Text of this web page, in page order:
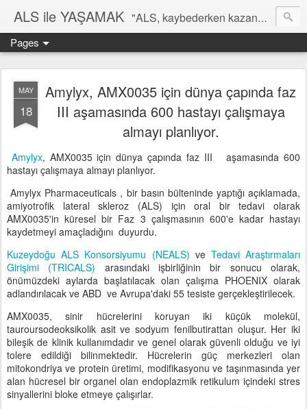
ALS ile YAŞAMAK "ALS, kaybederken kazanmayı öğrenme sanatıdır" Dr Alper Kaya
Pages
MAY
18
Amylyx, AMX0035 için dünya çapında faz
III aşamasında 600 hastayı çalışmaya
almayı planlıyor.
Amylyx, AMX0035 için dünya çapında faz III aşamasında 600
hastayı çalışmaya almayı planlıyor.
Amylyx Pharmaceuticals , bir basın bülteninde yaptığı açıklamada,
amiyotrofik lateral skleroz (ALS) için oral bir tedavi olarak
AMX0035'in küresel bir Faz 3 çalışmasının 600'e kadar hastayı
kaydetmeyi amaçladığını duyurdu.
Kuzeydoğu ALS Konsorsiyumu (NEALS) ve Tedavi Araştırmaları
Girişimi (TRICALS) arasındaki işbirliğinin bir sonucu olarak,
önümüzdeki aylarda başlatılacak olan çalışma PHOENIX olarak
adlandırılacak ve ABD ve Avrupa'daki 55 tesiste gerçekleştirilecek.
AMX0035, sinir hücrelerini koruyan iki küçük molekül,
tauroursodeoksikolik asit ve sodyum fenilbutirattan oluşur. Her iki
bileşik de klinik kullanımdadır ve genel olarak güvenli olduğu ve iyi
tolere edildiği bilinmektedir. Hücrelerin güç merkezleri olan
mitokondriya ve protein üretimi, modifikasyonu ve taşınmasında yer
alan hücresel bir organel olan endoplazmik retikulum içindeki stres
sinyallerini bloke etmeye çalışırlar.